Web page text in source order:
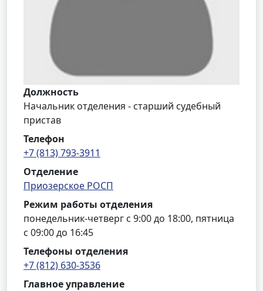
Должность
Начальник отделения - старший судебный
пристав
Телефон
+7 (813) 793-3911
Отделение
Приозерское РОСП
Режим работы отделения
понедельник-четверг с 9:00 до 18:00, пятница
с 09:00 до 16:45
Телефоны отделения
+7 (812) 630-3536
Главное управление